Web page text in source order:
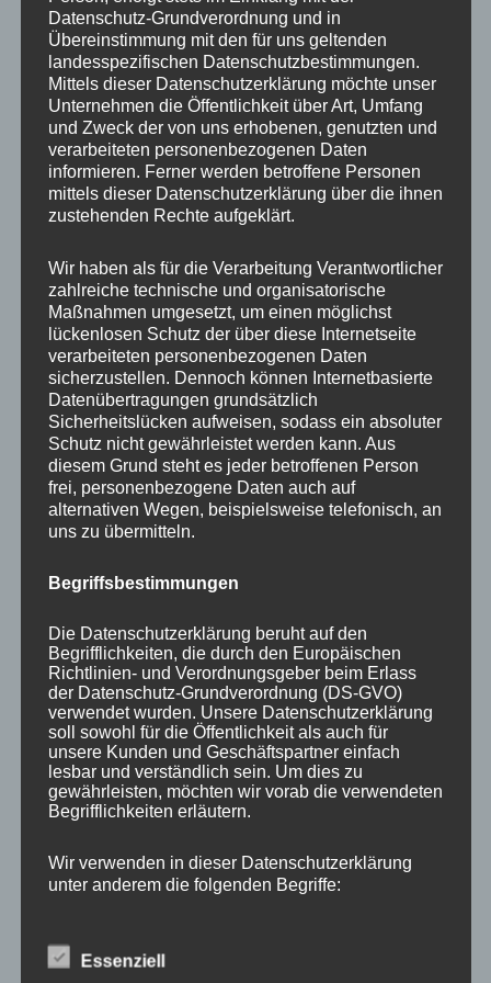
MP Mario Porten
Beratung
Training
Coaching
Impulsvorträge
Your email:
Aktuelle Fakten und Umfragen
Datenschutz-Grundverordnung und in
Übereinstimmung mit den für uns geltenden
landesspezifischen Datenschutzbestimmungen.
Mittels dieser Datenschutzerklärung möchte unser
Unternehmen die Öffentlichkeit über Art, Umfang
und Zweck der von uns erhobenen, genutzten und
verarbeiteten personenbezogenen Daten
informieren. Ferner werden betroffene Personen
mittels dieser Datenschutzerklärung über die ihnen
zustehenden Rechte aufgeklärt.
Wir haben als für die Verarbeitung Verantwortlicher
zahlreiche technische und organisatorische
Maßnahmen umgesetzt, um einen möglichst
lückenlosen Schutz der über diese Internetseite
verarbeiteten personenbezogenen Daten
sicherzustellen. Dennoch können Internetbasierte
Datenübertragungen grundsätzlich
Sicherheitslücken aufweisen, sodass ein absoluter
Schutz nicht gewährleistet werden kann. Aus
diesem Grund steht es jeder betroffenen Person
frei, personenbezogene Daten auch auf
alternativen Wegen, beispielsweise telefonisch, an
uns zu übermitteln.
Begriffsbestimmungen
Die Datenschutzerklärung beruht auf den
Begrifflichkeiten, die durch den Europäischen
Richtlinien- und Verordnungsgeber beim Erlass
der Datenschutz-Grundverordnung (DS-GVO)
verwendet wurden. Unsere Datenschutzerklärung
soll sowohl für die Öffentlichkeit als auch für
unsere Kunden und Geschäftspartner einfach
lesbar und verständlich sein. Um dies zu
gewährleisten, möchten wir vorab die verwendeten
Begrifflichkeiten erläutern.
Wir verwenden in dieser Datenschutzerklärung
unter anderem die folgenden Begriffe:
Essenziell